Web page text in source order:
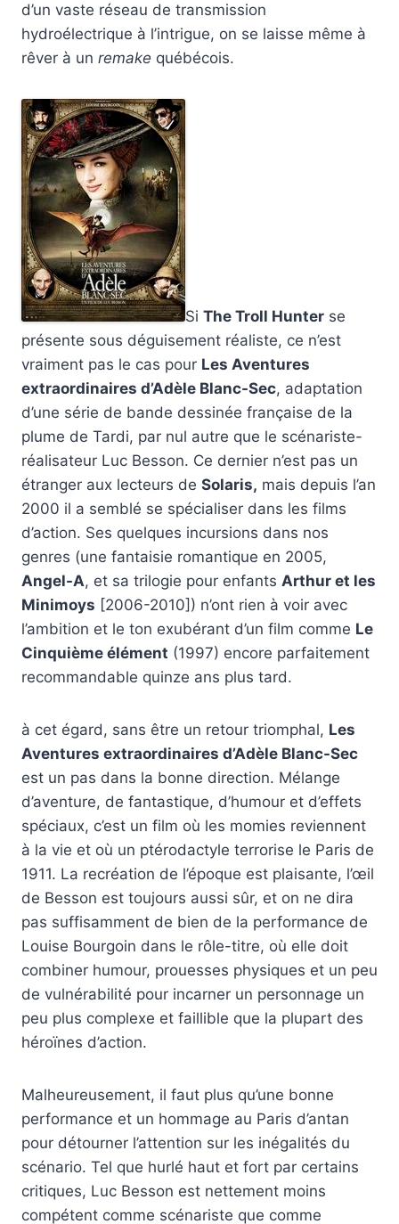
d’un vaste réseau de transmission
hydroélectrique à l’intrigue, on se laisse même à
rêver à un remake québécois.
Si The Troll Hunter se
présente sous déguisement réaliste, ce n’est
vraiment pas le cas pour Les Aventures
extraordinaires d’Adèle Blanc-Sec, adaptation
d’une série de bande dessinée française de la
plume de Tardi, par nul autre que le scénariste-
réalisateur Luc Besson. Ce dernier n’est pas un
étranger aux lecteurs de Solaris, mais depuis l’an
2000 il a semblé se spécialiser dans les films
d’action. Ses quelques incursions dans nos
genres (une fantaisie romantique en 2005,
Angel-A, et sa trilogie pour enfants Arthur et les
Minimoys [2006-2010]) n’ont rien à voir avec
l’ambition et le ton exubérant d’un film comme Le
Cinquième élément (1997) encore parfaitement
recommandable quinze ans plus tard.
à cet égard, sans être un retour triomphal, Les
Aventures extraordinaires d’Adèle Blanc-Sec
est un pas dans la bonne direction. Mélange
d’aventure, de fantastique, d’humour et d’effets
spéciaux, c’est un film où les momies reviennent
à la vie et où un ptérodactyle terrorise le Paris de
1911. La recréation de l’époque est plaisante, l’œil
de Besson est toujours aussi sûr, et on ne dira
pas suffisamment de bien de la performance de
Louise Bourgoin dans le rôle-titre, où elle doit
combiner humour, prouesses physiques et un peu
de vulnérabilité pour incarner un personnage un
peu plus complexe et faillible que la plupart des
héroïnes d’action.
Malheureusement, il faut plus qu’une bonne
performance et un hommage au Paris d’antan
pour détourner l’attention sur les inégalités du
scénario. Tel que hurlé haut et fort par certains
critiques, Luc Besson est nettement moins
compétent comme scénariste que comme